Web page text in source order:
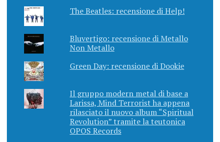
The Beatles: recensione di Help!
Bluvertigo: recensione di Metallo
Non Metallo
Green Day: recensione di Dookie
Il gruppo modern metal di base a
Larissa, Mind Terrorist ha appena
rilasciato il nuovo album “Spiritual
Revolution” tramite la teutonica
OPOS Records